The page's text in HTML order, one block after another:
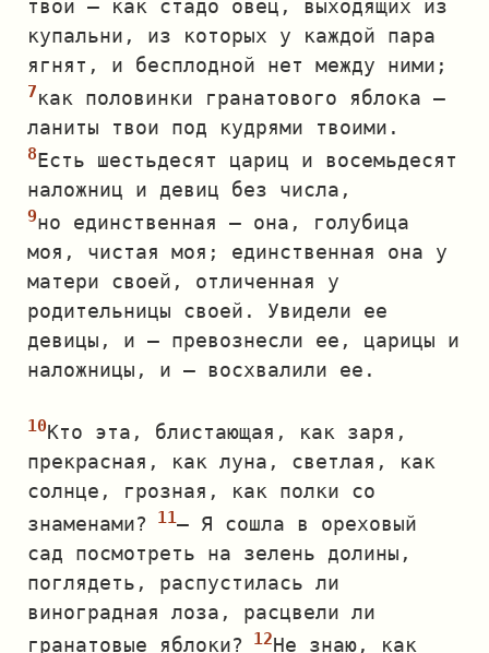
твои — как стадо овец, выходящих из
купальни, из которых у каждой пара
ягнят, и бесплодной нет между ними;
как половинки гранатового яблока —
ланиты твои под кудрями твоими.
Есть шестьдесят цариц и восемьдесят
наложниц и девиц без числа,
но единственная — она, голубица
моя, чистая моя; единственная она у
матери своей, отличенная у
родительницы своей. Увидели ее
девицы, и — превознесли ее, царицы и
наложницы, и — восхвалили ее.
Кто эта, блистающая, как заря,
прекрасная, как луна, светлая, как
солнце, грозная, как полки со
знаменами?
— Я сошла в ореховый
сад посмотреть на зелень долины,
поглядеть, распустилась ли
виноградная лоза, расцвели ли
гранатовые яблоки?
Не знаю, как